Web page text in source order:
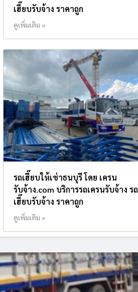
เฮี๊ยบรับจ้าง ราคาถูก
ดูเพิ่มเติม »
รถเฮี๊ยบให้เช่าธนบุรี โดย เครน
รับจ้าง.com บริการรถเครนรับจ้าง รถ
เฮี๊ยบรับจ้าง ราคาถูก
ดูเพิ่มเติม »